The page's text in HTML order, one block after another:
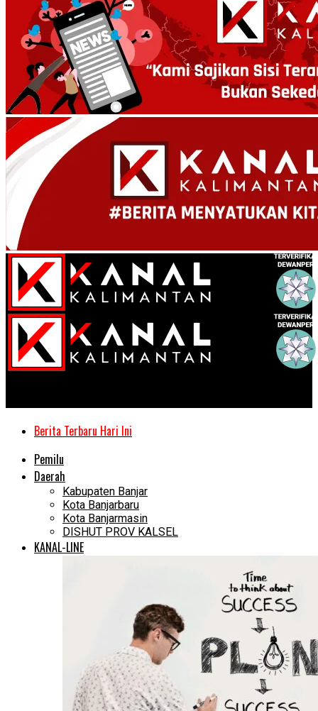
Berita Terbaru Hari Ini
Pemilu
Daerah
Kabupaten Banjar
Kota Banjarbaru
Kota Banjarmasin
DISHUT PROV KALSEL
KANAL-LINE